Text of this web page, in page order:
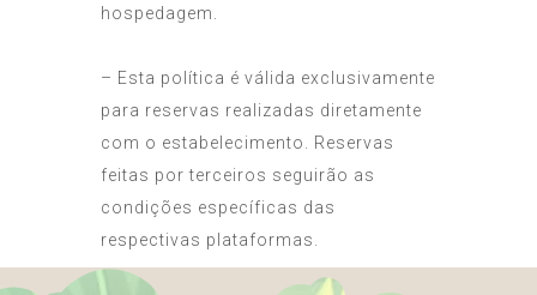
hospedagem.
– Esta política é válida exclusivamente
para reservas realizadas diretamente
com o estabelecimento. Reservas
feitas por terceiros seguirão as
condições específicas das
respectivas plataformas.